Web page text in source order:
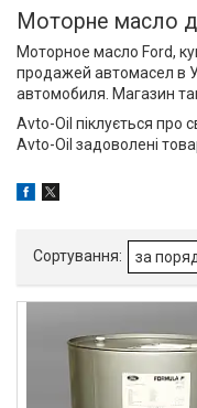
В'язкість масла по
5W-30 1
Тактность двигуна
Чотиритактний 1
Так
Стандарт ACEA
A5/B5 1
Допуск Ford
Моторне масло
Моторное масло Ford,
продажей автомасел в
автомобиля. Магазин
Avto-Oil піклується про
Avto-Oil задоволені